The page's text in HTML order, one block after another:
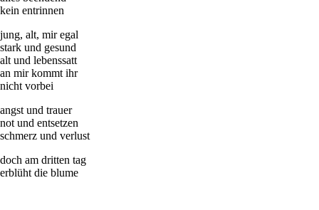
kein entrinnen
jung, alt, mir egal
stark und gesund
alt und lebenssatt
an mir kommt ihr
nicht vorbei
angst und trauer
not und entsetzen
schmerz und verlust
doch am dritten tag
erblüht die blume